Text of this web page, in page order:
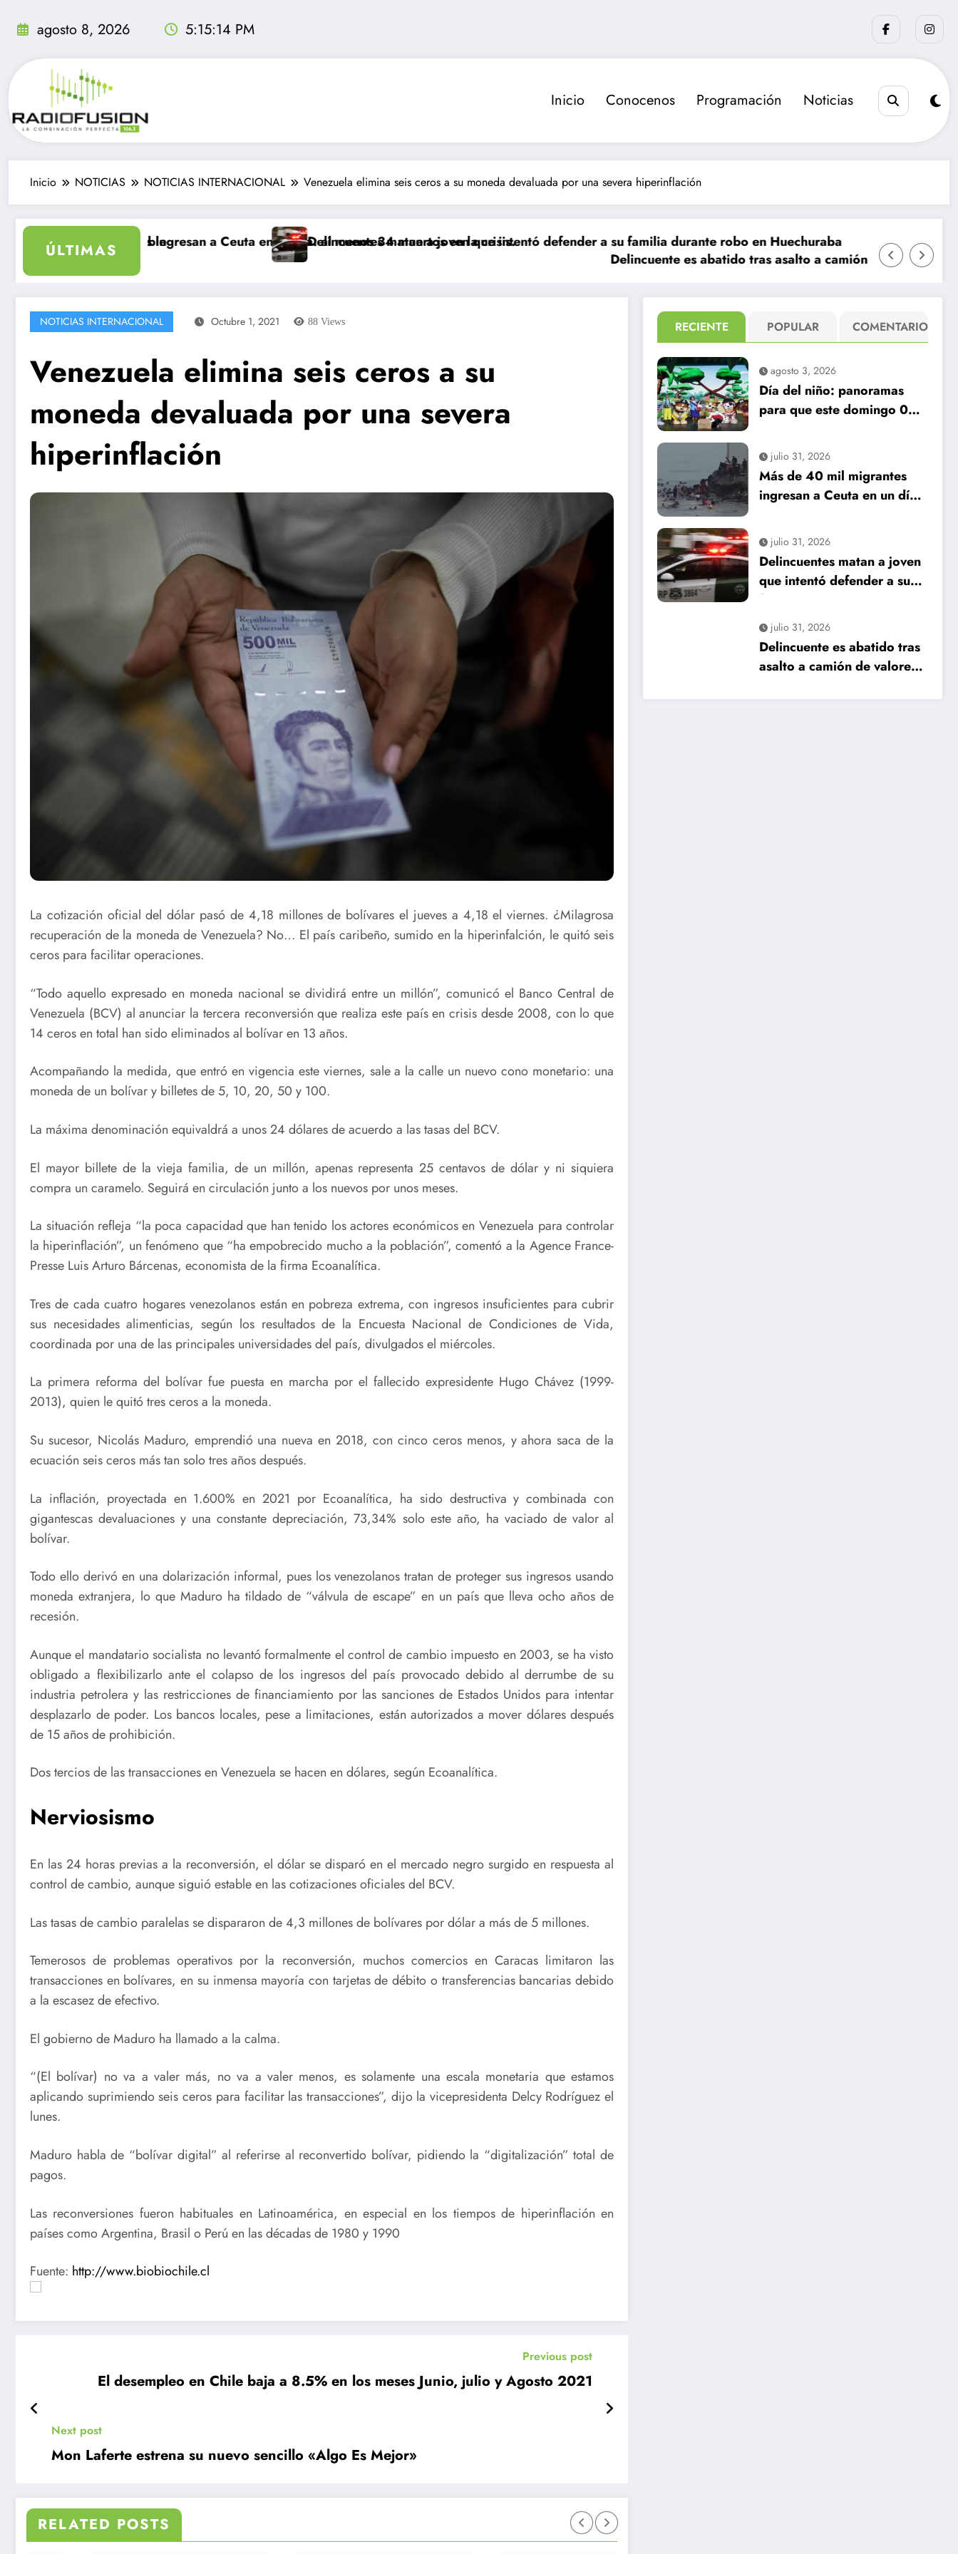
agosto 8, 2026 5:15:15 PM
Inicio Conocenos Programación Noticias
Inicio NOTICIAS NOTICIAS INTERNACIONAL Venezuela elimina seis ceros a su moneda devaluada por una severa hiperinflación
ÚLTIMAS
ingresan a Ceuta en un día: al menos 34 muertos en la crisis.
Delincuentes matan a joven que intentó defender a su familia durante robo en Huechuraba
Delincuente es abatido tras asalto a camión de valores en Santiago
La sanción que busca
NOTICIAS INTERNACIONAL Octubre 1, 2021 88 Views
Venezuela elimina seis ceros a su
moneda devaluada por una severa
hiperinflación
La cotización oficial del dólar pasó de 4,18 millones de bolívares el jueves a 4,18 el viernes. ¿Milagrosa
recuperación de la moneda de Venezuela? No… El país caribeño, sumido en la hiperinfalción, le quitó seis
ceros para facilitar operaciones.
“Todo aquello expresado en moneda nacional se dividirá entre un millón”, comunicó el Banco Central de
Venezuela (BCV) al anunciar la tercera reconversión que realiza este país en crisis desde 2008, con lo que
14 ceros en total han sido eliminados al bolívar en 13 años.
Acompañando la medida, que entró en vigencia este viernes, sale a la calle un nuevo cono monetario: una
moneda de un bolívar y billetes de 5, 10, 20, 50 y 100.
La máxima denominación equivaldrá a unos 24 dólares de acuerdo a las tasas del BCV.
El mayor billete de la vieja familia, de un millón, apenas representa 25 centavos de dólar y ni siquiera
compra un caramelo. Seguirá en circulación junto a los nuevos por unos meses.
La situación refleja “la poca capacidad que han tenido los actores económicos en Venezuela para controlar
la hiperinflación”, un fenómeno que “ha empobrecido mucho a la población”, comentó a la Agence France-
Presse Luis Arturo Bárcenas, economista de la firma Ecoanalítica.
Tres de cada cuatro hogares venezolanos están en pobreza extrema, con ingresos insuficientes para cubrir
sus necesidades alimenticias, según los resultados de la Encuesta Nacional de Condiciones de Vida,
coordinada por una de las principales universidades del país, divulgados el miércoles.
La primera reforma del bolívar fue puesta en marcha por el fallecido expresidente Hugo Chávez (1999-
2013), quien le quitó tres ceros a la moneda.
Su sucesor, Nicolás Maduro, emprendió una nueva en 2018, con cinco ceros menos, y ahora saca de la
ecuación seis ceros más tan solo tres años después.
La inflación, proyectada en 1.600% en 2021 por Ecoanalítica, ha sido destructiva y combinada con
gigantescas devaluaciones y una constante depreciación, 73,34% solo este año, ha vaciado de valor al
bolívar.
Todo ello derivó en una dolarización informal, pues los venezolanos tratan de proteger sus ingresos usando
moneda extranjera, lo que Maduro ha tildado de “válvula de escape” en un país que lleva ocho años de
recesión.
Aunque el mandatario socialista no levantó formalmente el control de cambio impuesto en 2003, se ha visto
obligado a flexibilizarlo ante el colapso de los ingresos del país provocado debido al derrumbe de su
industria petrolera y las restricciones de financiamiento por las sanciones de Estados Unidos para intentar
desplazarlo de poder. Los bancos locales, pese a limitaciones, están autorizados a mover dólares después
de 15 años de prohibición.
Dos tercios de las transacciones en Venezuela se hacen en dólares, según Ecoanalítica.
Nerviosismo
En las 24 horas previas a la reconversión, el dólar se disparó en el mercado negro surgido en respuesta al
control de cambio, aunque siguió estable en las cotizaciones oficiales del BCV.
Las tasas de cambio paralelas se dispararon de 4,3 millones de bolívares por dólar a más de 5 millones.
Temerosos de problemas operativos por la reconversión, muchos comercios en Caracas limitaron las
transacciones en bolívares, en su inmensa mayoría con tarjetas de débito o transferencias bancarias debido
a la escasez de efectivo.
El gobierno de Maduro ha llamado a la calma.
“(El bolívar) no va a valer más, no va a valer menos, es solamente una escala monetaria que estamos
aplicando suprimiendo seis ceros para facilitar las transacciones”, dijo la vicepresidenta Delcy Rodríguez el
lunes.
Maduro habla de “bolívar digital” al referirse al reconvertido bolívar, pidiendo la “digitalización” total de
pagos.
Las reconversiones fueron habituales en Latinoamérica, en especial en los tiempos de hiperinflación en
países como Argentina, Brasil o Perú en las décadas de 1980 y 1990
Fuente: http://www.biobiochile.cl
Previous post
El desempleo en Chile baja a 8.5% en los meses Junio, julio y Agosto 2021
Next post
Mon Laferte estrena su nuevo sencillo «Algo Es Mejor»
RELATED POSTS
RECIENTE POPULAR COMENTARIO
agosto 3, 2026
Día del niño: panoramas
para que este domingo 09
julio 31, 2026
Más de 40 mil migrantes
ingresan a Ceuta en un día:
crisis.
julio 31, 2026
Delincuentes matan a joven
que intentó defender a su
familia durante robo en
Huechuraba
julio 31, 2026
Delincuente es abatido tras
asalto a camión de valores